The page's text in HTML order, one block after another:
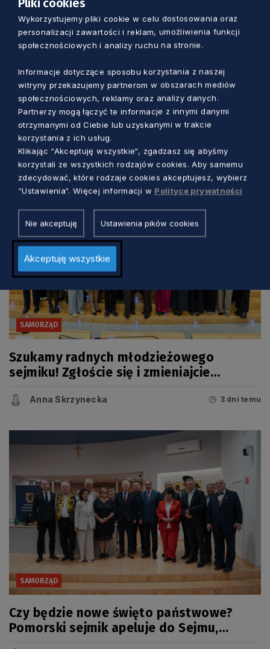
Koniecwałdu pn. „Utworzenie Centrum
Wsparcia Rodziny w Blunakach na potrzeby
usług społecznych” zostanie podpisana w
Zobacz również
SAMORZĄD
Szukamy radnych młodzieżowego
sejmiku! Zgłoście się i zmieniajcie
Anna Skrzynecka 3 dni temu
SAMORZĄD
Czy będzie nowe święto państwowe?
Pomorski sejmik apeluje do Sejmu,
Wykorzystujemy pliki cookie w celu dostosowania oraz
personalizacji zawartości i reklam, umożliwienia funkcji
społecznościowych i analizy ruchu na stronie.
Informacje dotyczące sposobu korzystania z naszej
witryny przekazujemy partnerom w obszarach mediów
społecznościowych, reklamy oraz analizy danych.
Partnerzy mogą łączyć te informacje z innymi danymi
otrzymanymi od Ciebie lub uzyskanymi w trakcie
korzystania z ich usług.
Klikając “Akceptuję wszystkie“, zgadzasz się abyśmy
korzystali ze wszystkich rodzajów cookies. Aby samemu
zdecydować, które rodzaje cookies akceptujesz, wybierz
“Ustawienia“. Więcej informacji w Polityce prywatności
Nie akceptuję Ustawienia pików cookies
Akceptuję wszystkie